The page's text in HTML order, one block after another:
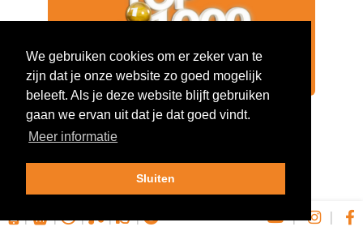
Jaargang 2024 827
| | | | | | |
We gebruiken cookies om er zeker van te
zijn dat je onze website zo goed mogelijk
beleeft. Als je deze website blijft gebruiken
gaan we ervan uit dat je dat goed vindt.
Meer informatie
Sluiten